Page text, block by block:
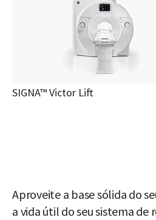
SIGNA™ Victor Lift
Aproveite a base sólida do
a vida útil do seu sistema de